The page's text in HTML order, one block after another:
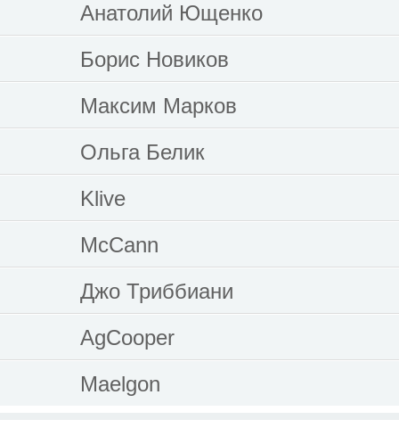
Анатолий Ющенко
Борис Новиков
Максим Марков
Ольга Белик
Klive
McCann
Джо Триббиани
AgCooper
Maelgon